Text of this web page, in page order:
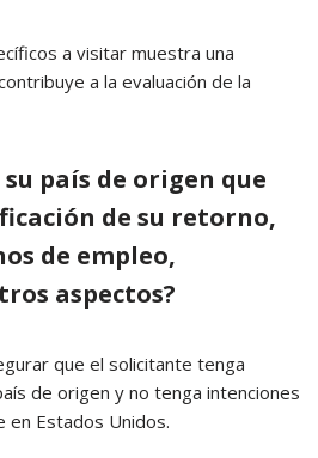
a visitar muestra una
a la evaluación de la
su país de origen que
de su retorno,
de empleo,
aspectos?
que el solicitante tenga
de origen y no tenga intenciones
en Estados Unidos.